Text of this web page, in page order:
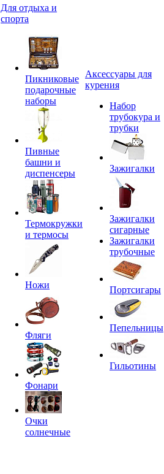
Для отдыха и
спорта
Пикниковые
подарочные
наборы
Пивные
башни и
диспенсеры
Термокружки
и термосы
Ножи
Фляги
Фонари
Очки
солнечные
Аксессуары для
курения
Набор
трубокура и
трубки
Зажигалки
Зажигалки
сигарные
Зажигалки
трубочные
Портсигары
Пепельницы
Гильотины